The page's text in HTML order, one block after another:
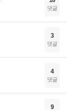
댓글
3
댓글
4
댓글
9